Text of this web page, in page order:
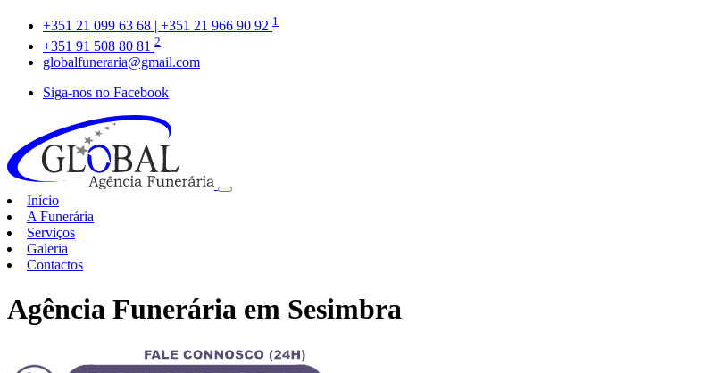
+351 21 099 63 68 | +351 21 966 90 92 1
+351 91 508 80 81 2
globalfuneraria@gmail.com
Siga-nos no Facebook
Início
A Funerária
Serviços
Galeria
Contactos
Agência Funerária em Sesimbra